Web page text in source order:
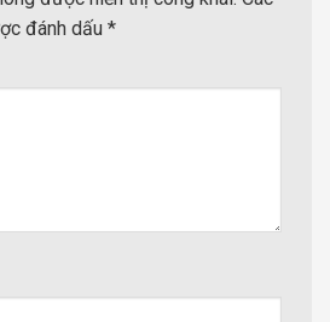
đánh dấu *